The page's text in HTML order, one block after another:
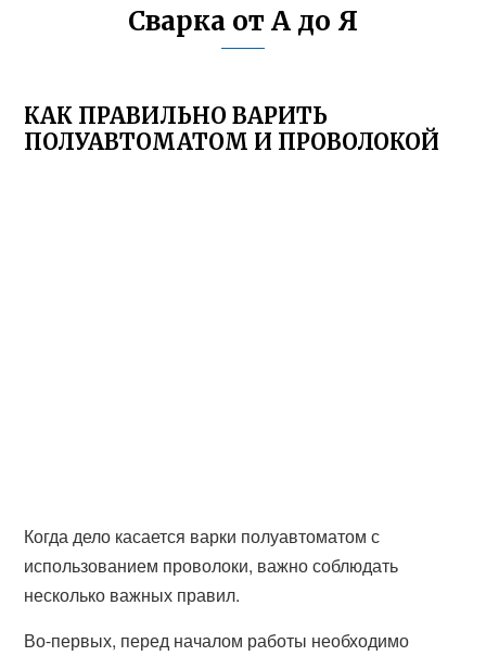
Сварка от А до Я
КАК ПРАВИЛЬНО ВАРИТЬ
ПОЛУАВТОМАТОМ И ПРОВОЛОКОЙ
Когда дело касается варки полуавтоматом с
использованием проволоки, важно соблюдать
несколько важных правил.
Во-первых, перед началом работы необходимо